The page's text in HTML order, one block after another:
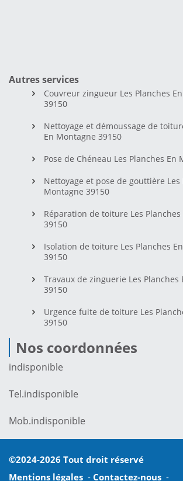
Autres services
Couvreur zingueur Les Planches
39150
Nettoyage et démoussage de
En Montagne 39150
Pose de Chéneau Les Planches En
Nettoyage et pose de gouttière Les
Montagne 39150
Réparation de toiture Les
39150
Isolation de toiture Les Planches
39150
Travaux de zinguerie Les Planches
39150
Urgence fuite de toiture Les
39150
Nos coordonnées
indisponible
Tel.indisponible
Mob.indisponible
©2024-2026 Tout droit réservé
Mentions légales - Contactez-nous -